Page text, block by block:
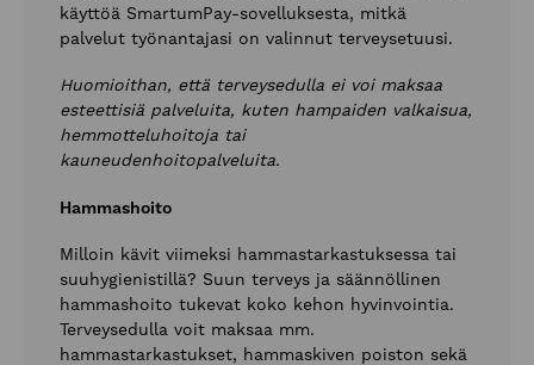
käyttöä SmartumPay-sovelluksesta, mitkä
palvelut työnantajasi on valinnut terveysetuusi.
Huomioithan, että terveysedulla ei voi maksaa
esteettisiä palveluita, kuten hampaiden valkaisua,
hemmotteluhoitoja tai
kauneudenhoitopalveluita.
Hammashoito
Milloin kävit viimeksi hammastarkastuksessa tai
suuhygienistillä? Suun terveys ja säännöllinen
hammashoito tukevat koko kehon hyvinvointia.
Terveysedulla voit maksaa mm.
hammastarkastukset, hammaskiven poiston sekä